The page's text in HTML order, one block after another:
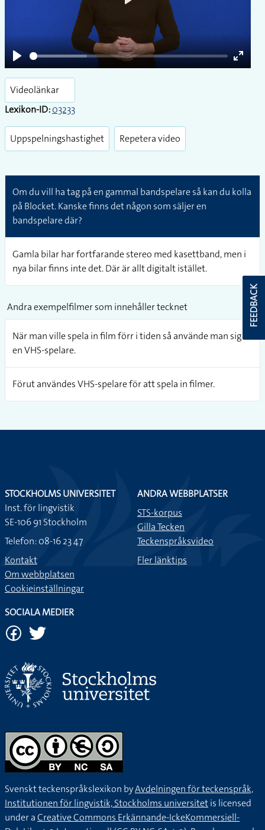
Play
Enter
Videolänkar
Lexikon-ID:03233
Uppspelningshastighet Repetera video
Om du vill ha tag på en gammal bandspelare så kan du kolla
på Blocket. Kanske finns det någon som säljer en
bandspelare där?
Gamla bilar har fortfarande stereo med kasettband, men i
nya bilar finns inte det. Där är allt digitalt istället.
Andra exempelfilmer som innehåller tecknet
När man ville spela in film förr i tiden så använde man sig av
en VHS-spelare.
Förut användes VHS-spelare för att spela in filmer.
FEEDBACK
STOCKHOLMS UNIVERSITET
Inst. för lingvistik
SE-106 91 Stockholm
Telefon: 08-16 23 47
Kontakt
Om webbplatsen
Cookieinställningar
ANDRA WEBBPLATSER
STS-korpus
Gilla Tecken
Teckenspråksvideo
Fler länktips
SOCIALA MEDIER
Svenskt teckenspråkslexikon byAvdelningen för teckenspråk,
Institutionen för lingvistik, Stockholms universitetis licensed
under aCreative Commons Erkännande-IckeKommersiell-